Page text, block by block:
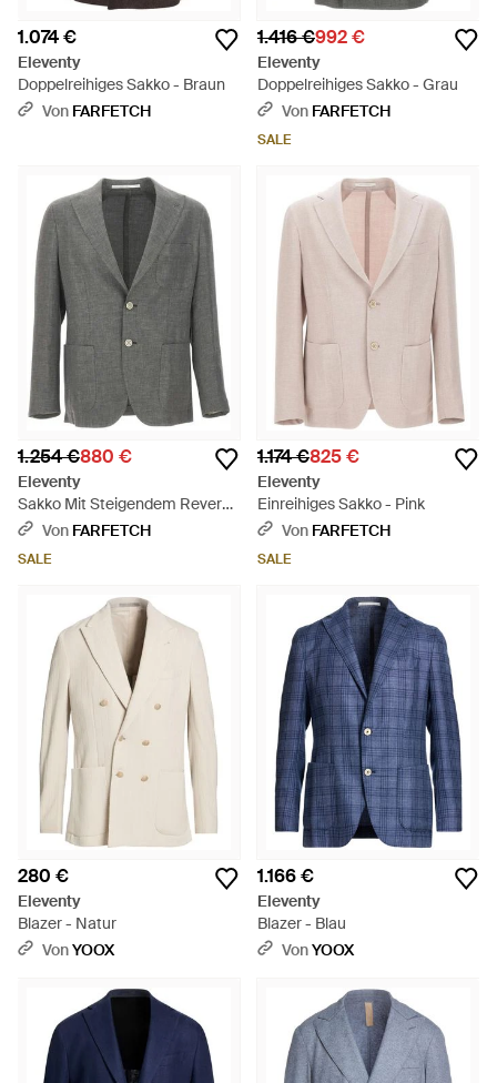
1.074 €
Eleventy
Doppelreihiges Sakko - Braun
Von FARFETCH
1.416 €992 €
Eleventy
Doppelreihiges Sakko - Grau
Von FARFETCH
SALE
1.254 €880 €
Eleventy
Sakko Mit Steigendem Revers -
GrauVon FARFETCH
SALE
1.174 €825 €
Eleventy
Einreihiges Sakko - Pink
Von FARFETCH
SALE
280 €
Eleventy
Blazer - Natur
VonYOOX
1.166 €
Eleventy
Blazer - Blau
VonYOOX